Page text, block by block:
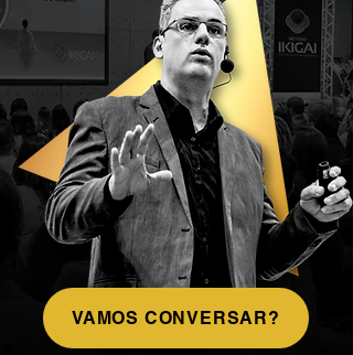
VAMOS CONVERSAR?